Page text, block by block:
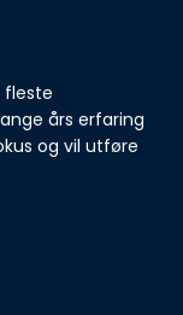
fleste
års erfaring
og vil utføre